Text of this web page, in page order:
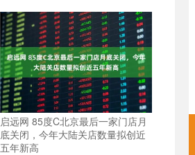
启远网 85度C北京最后一家门店月
底关闭，今年大陆关店数量拟创近
五年新高